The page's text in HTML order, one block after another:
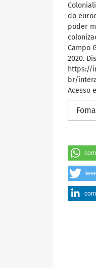
do
poder
Campo
2020.
https://
br/
Acesso